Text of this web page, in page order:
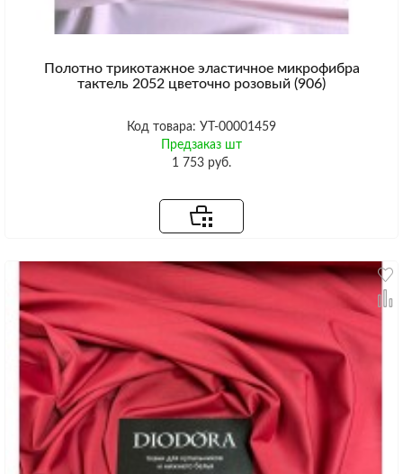
Полотно трикотажное эластичное микрофибра
тактель 2052 цветочно розовый (906)
Код товара: УТ-00001459
Предзаказ шт
1 753 руб.